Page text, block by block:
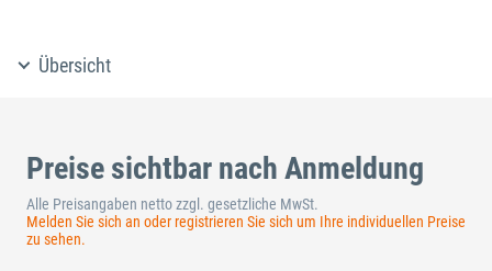
Übersicht
Preise sichtbar nach Anmeldung
Alle Preisangaben netto zzgl. gesetzliche MwSt.
Melden Sie sich an oder registrieren Sie sich um Ihre individuellen Preise
zu sehen.